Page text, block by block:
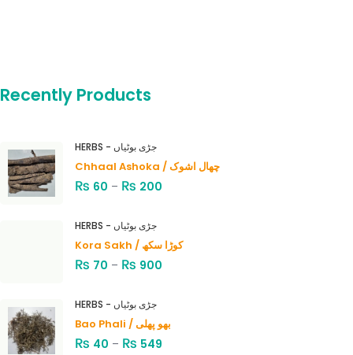
Recently Products
HERBS - جڑی بوٹیاں
Chhaal Ashoka / چھال اشوک
₨ 60 – ₨ 200
HERBS - جڑی بوٹیاں
Kora Sakh / کوڑا سکھ
₨ 70 – ₨ 900
HERBS - جڑی بوٹیاں
Bao Phali / بھو پھلی
₨ 40 – ₨ 549